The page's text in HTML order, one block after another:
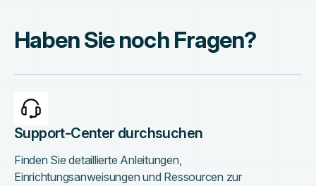
Haben Sie noch Fragen?
Support-Center durchsuchen
Finden Sie detaillierte Anleitungen,
Einrichtungsanweisungen und Ressourcen zur